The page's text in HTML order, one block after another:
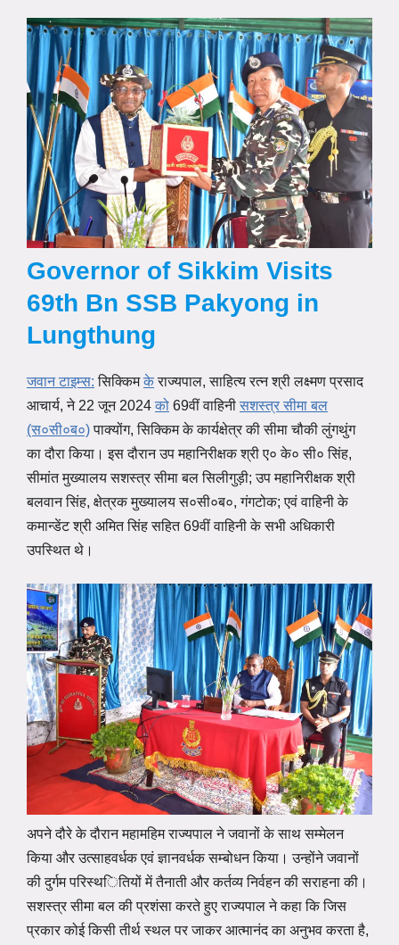
Governor of Sikkim Visits
69th Bn SSB Pakyong in
Lungthung
जवान टाइम्स: सिक्किमकेराज्यपाल, साहित्य रत्न श्री लक्ष्मण प्रसाद
आचार्य, ने 22 जून 2024को 69वीं वाहिनीसशस्त्र सीमा बल
(स०सी०ब०)पाक्योंग, सिक्किम के कार्यक्षेत्र की सीमा चौकी लुंगथुंग
का दौरा किया। इस दौरान उप महानिरीक्षक श्री ए० के० सी० सिंह,
सीमांत मुख्यालय सशस्त्र सीमा बल सिलीगुड़ी; उप महानिरीक्षक श्री
बलवान सिंह, क्षेत्रक मुख्यालय स०सी०ब०, गंगटोक; एवं वाहिनी के
कमान्डेंट श्री अमित सिंह सहित 69वीं वाहिनी के सभी अधिकारी
उपस्थित थे।
अपने दौरे के दौरान महामहिम राज्यपाल ने जवानों के साथ सम्मेलन
किया और उत्साहवर्धक एवं ज्ञानवर्धक सम्बोधन किया। उन्होंने जवानों
की दुर्गम परिस्थितियों में तैनाती और कर्तव्य निर्वहन की सराहना की।
सशस्त्र सीमा बल की प्रशंसा करते हुए राज्यपाल ने कहा कि जिस
प्रकार कोई किसी तीर्थ स्थल पर जाकर आत्मानंद का अनुभव करता है,